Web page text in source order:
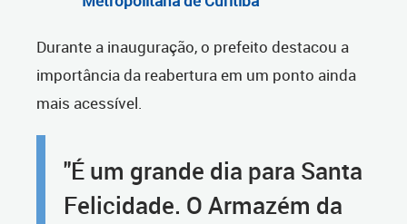
Durante a inauguração, o prefeito destacou a
importância da reabertura em um ponto ainda
mais acessível.
"É um grande dia para Santa
Felicidade. O Armazém da